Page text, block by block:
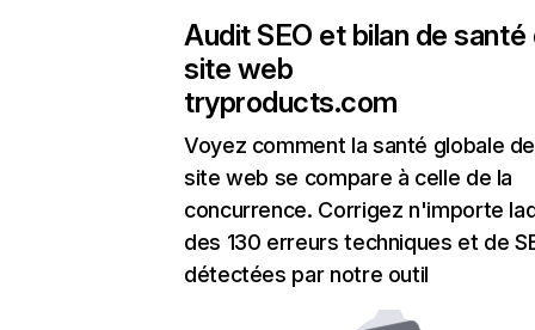
Audit SEO et bilan de santé
site web
tryproducts.com
Voyez comment la santé globale
site web se compare à celle de la
concurrence. Corrigez n'importe
des 130 erreurs techniques et de
détectées par notre outil